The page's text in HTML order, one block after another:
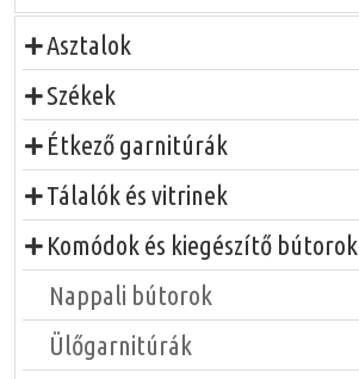
Asztalok
Székek
Étkező garnitúrák
Tálalók és vitrinek
Komódok és kiegészítő bútorok
Nappali bútorok
Ülőgarnitúrák